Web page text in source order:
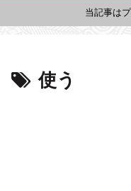
当記事は
使う